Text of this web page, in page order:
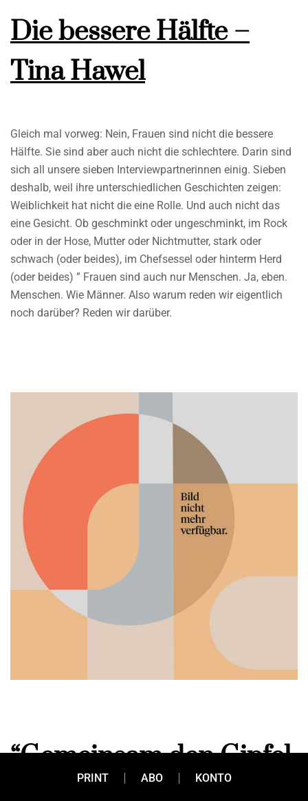
Die bessere Hälfte –
Tina Hawel
Gleich mal vorweg: Nein, Frauen sind nicht die bessere
Hälfte. Sie sind aber auch nicht die schlechtere. Darin sind
sich all unsere sieben Interviewpartnerinnen einig. Sieben
deshalb, weil ihre unterschiedlichen Geschichten zeigen:
Weiblichkeit hat nicht die eine Rolle. Und auch nicht das
eine Gesicht. Ob geschminkt oder ungeschminkt, im Rock
oder in der Hose, Mutter oder Nichtmutter, stark oder
schwach (oder beides), im Chefsessel oder hinterm Herd
(oder beides) ” Frauen sind auch nur Menschen. Ja, eben.
Menschen. Wie Männer. Also warum reden wir eigentlich
noch darüber? Reden wir darüber.
“Gemeinsam den Gipfel
PRINT ABO KONTO